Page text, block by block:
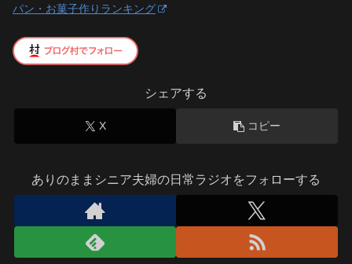
パン・お菓子作りランキング
シェアする
X コピー
ありのままシニア夫婦の日常ラジオをフォローする